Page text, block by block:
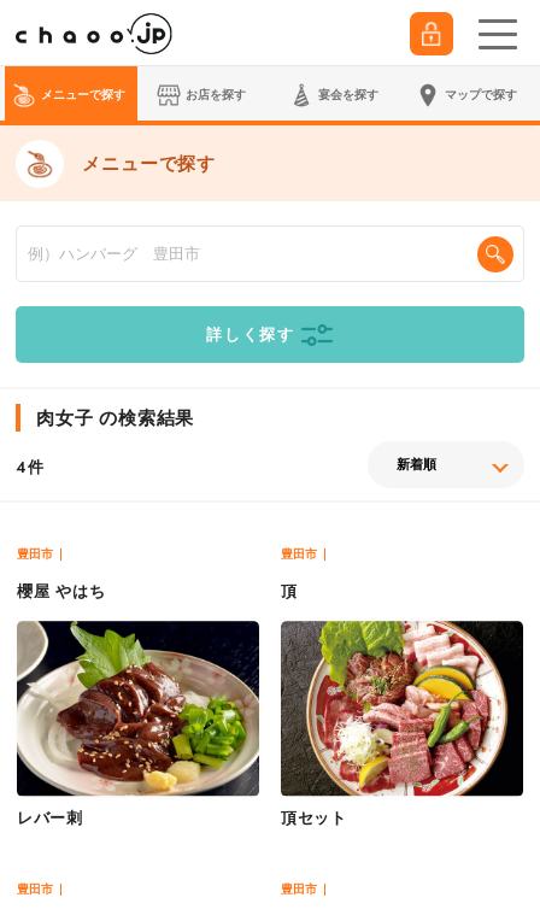
メニューで探す お店を探す 宴会を探す マップで探す
メニューで探す
詳しく探す
肉女子 の検索結果
4件
豊田市
櫻屋 やはち
レバー刺
豊田市
頂
頂セット
豊田市 豊田市